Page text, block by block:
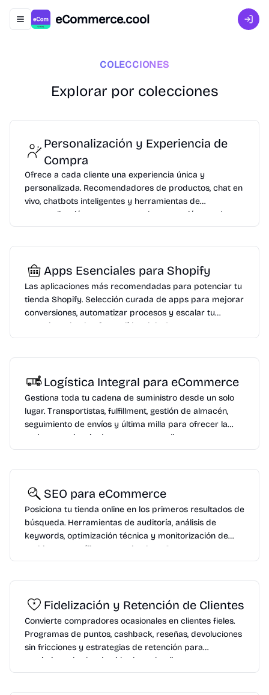
Abrir menú de navegación
eCommerce.cool
COLECCIONES
Explorar por colecciones
Personalización y Experiencia de
Compra
Ofrece a cada cliente una experiencia única y
personalizada. Recomendadores de productos, chat en
vivo, chatbots inteligentes y herramientas de
personalización que aumentan la conversión y reducen
el abandono.
Apps Esenciales para Shopify
Las aplicaciones más recomendadas para potenciar tu
tienda Shopify. Selección curada de apps para mejorar
conversiones, automatizar procesos y escalar tu
negocio en la plataforma líder del eCommerce.
Logística Integral para eCommerce
Gestiona toda tu cadena de suministro desde un solo
lugar. Transportistas, fulfillment, gestión de almacén,
seguimiento de envíos y última milla para ofrecer la
mejor experiencia de entrega a tus clientes.
SEO para eCommerce
Posiciona tu tienda online en los primeros resultados de
búsqueda. Herramientas de auditoría, análisis de
keywords, optimización técnica y monitorización de
rankings específicas para tiendas eCommerce.
Fidelización y Retención de Clientes
Convierte compradores ocasionales en clientes fieles.
Programas de puntos, cashback, reseñas, devoluciones
sin fricciones y estrategias de retención para
maximizar el valor de vida de cada cliente.